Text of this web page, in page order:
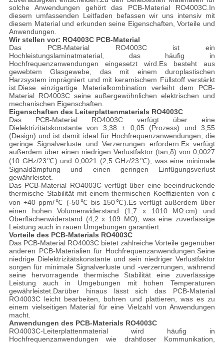
solche Anwendungen gehört das PCB-Material RO4003C.In
diesem umfassenden Leitfaden befassen wir uns intensiv mit
diesem Material und erkunden seine Eigenschaften, Vorteile und
Anwendungen.
Wir stellen vor: RO4003C PCB-Material
Das PCB-Material RO4003C ist ein
Hochleistungslaminatmaterial, das häufig in
Hochfrequenzanwendungen eingesetzt wird.Es besteht aus
gewebtem Glasgewebe, das mit einem duroplastischen
Harzsystem imprägniert und mit keramischem Füllstoff verstärkt
ist.Diese einzigartige Materialkombination verleiht dem PCB-
Material RO4003C seine außergewöhnlichen elektrischen und
mechanischen Eigenschaften.
Eigenschaften des Leiterplattenmaterials RO4003C
Das PCB-Material RO4003C verfügt über eine
Dielektrizitätskonstante von 3,38 ± 0,05 (Prozess) und 3,55
(Design) und ist damit ideal für Hochfrequenzanwendungen, die
geringe Signalverluste und Verzerrungen erfordern.Es verfügt
außerdem über einen niedrigen Verlustfaktor (tan,δ) von 0,0027
(10 GHz/23℃) und 0,0021 (2,5 GHz/23℃), was eine minimale
Signaldämpfung und einen geringen Einfügungsverlust
gewährleistet.
Das PCB-Material RO4003C verfügt über eine beeindruckende
thermische Stabilität mit einem thermischen Koeffizienten von ε
von +40 ppm/℃ (-50℃ bis 150℃).Es verfügt außerdem über
einen hohen Volumenwiderstand (1,7 x 1010 MΩ.cm) und
Oberflächenwiderstand (4,2 x 109 MΩ), was eine zuverlässige
Leistung auch in rauen Umgebungen garantiert.
Vorteile des PCB-Materials RO4003C
Das PCB-Material RO4003C bietet zahlreiche Vorteile gegenüber
anderen PCB-Materialien für Hochfrequenzanwendungen.Seine
niedrige Dielektrizitätskonstante und sein niedriger Verlustfaktor
sorgen für minimale Signalverluste und -verzerrungen, während
seine hervorragende thermische Stabilität eine zuverlässige
Leistung auch in Umgebungen mit hohen Temperaturen
gewährleistet.Darüber hinaus lässt sich das PCB-Material
RO4003C leicht bearbeiten, bohren und plattieren, was es zu
einem vielseitigen Material für eine Vielzahl von Anwendungen
macht.
Anwendungen des PCB-Materials RO4003C
RO4003C-Leiterplattenmaterial wird häufig in
Hochfrequenzanwendungen wie drahtloser Kommunikation,